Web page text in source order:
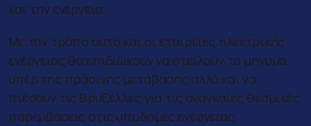
και την ενέργεια.
Με τον τρόπο αυτό και οι εταιρείες ηλεκτρικής
ενέργειας θα επιδιώκουν να στείλουν το μήνυμα
υπέρ της πράσινης μετάβασης αλλά και να
πιέσουν τις Βρυξέλλες για τις αναγκαίες θεσμικές
παρεμβάσεις στις υποδομές ενέργειας.